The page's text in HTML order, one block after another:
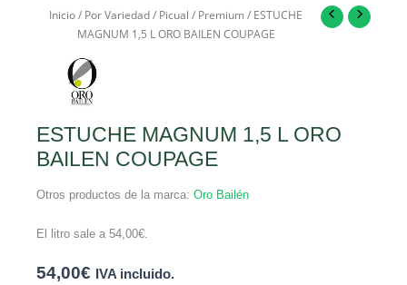
Inicio/ Por Variedad/ Picual / Premium/ ESTUCHE
MAGNUM 1,5 L ORO BAILEN COUPAGE
ESTUCHE MAGNUM 1,5 L ORO
BAILEN COUPAGE
Otros productos de la marca: Oro Bailén
El litro sale a 54,00€.
54,00€ IVA incluido.